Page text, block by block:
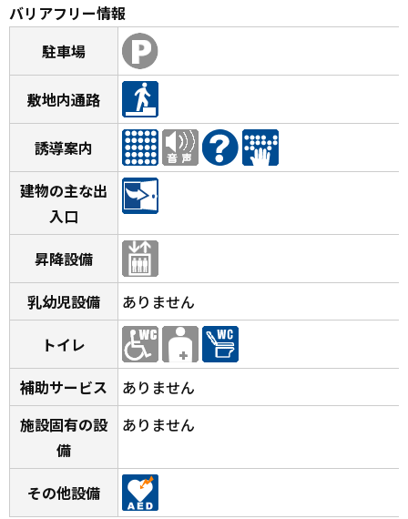
バリアフリー情報
駐車場
敷地内通路
誘導案内
建物の主な出
入口
昇降設備
乳幼児設備
ありません
トイレ
補助サービス
ありません
施設固有の設
備
ありません
その他設備